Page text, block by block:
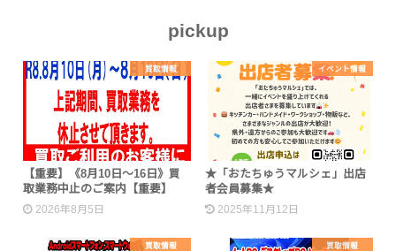
pickup
買取情報
【重要】《8月10日～16日》買
取業務中止のご案内【重要】
2026年8月5日
イベント情報
★「おたちゅうマルシェ」出店
者会員募集★
2025年11月12日
買取情報 買取情報